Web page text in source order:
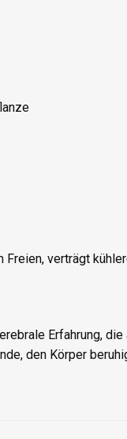
Freien, verträgt
Erfahrung, die
den Körper